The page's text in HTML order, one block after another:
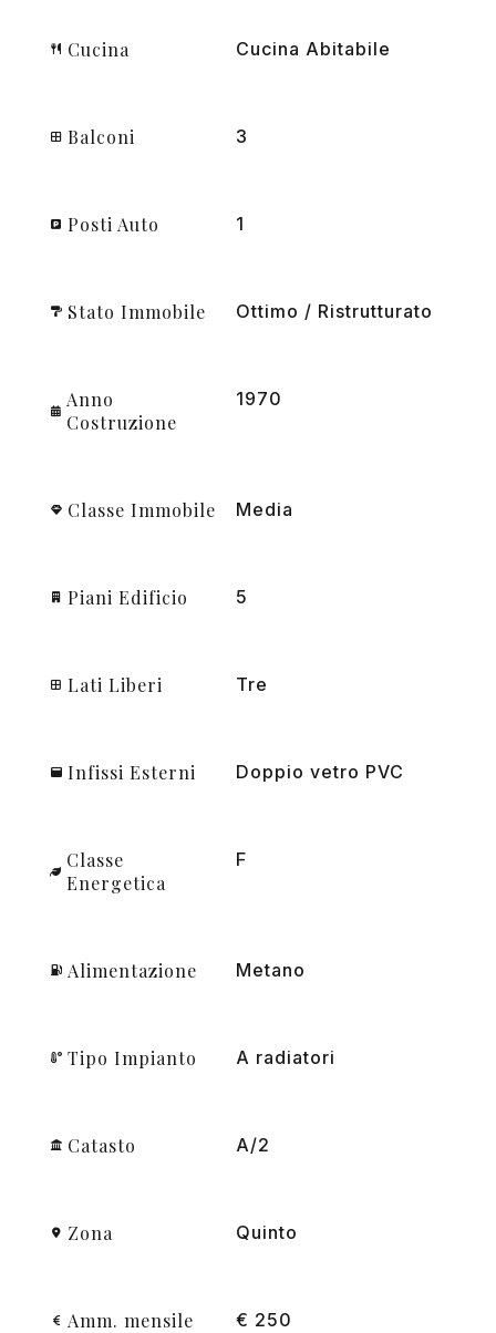
Cucina Cucina Abitabile
Balconi 3
Posti Auto 1
Stato Immobile Ottimo / Ristrutturato
Anno
Costruzione
1970
Classe Immobile Media
Piani Edificio 5
Lati Liberi Tre
Infissi Esterni Doppio vetro PVC
Classe
Energetica
F
Alimentazione Metano
Tipo Impianto A radiatori
Catasto A/2
Zona Quinto
Amm. mensile € 250